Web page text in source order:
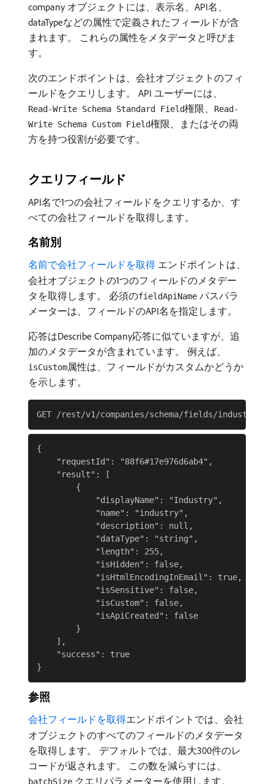
company オブジェクトには、表示名、API名、
dataTypeなどの属性で定義されたフィールドが含
まれます。 これらの属性をメタデータと呼びま
す。
次のエンドポイントは、会社オブジェクトのフィ
ールドをクエリします。 API ユーザーには、
Read-Write Schema Standard Field権限、
Read-
Write Schema Custom Field権限、またはその両
方を持つ役割が必要です。
クエリフィールド
API名で1つの会社フィールドをクエリするか、す
べての会社フィールドを取得します。
名前別
名前で会社フィールドを取得 エンドポイントは、
会社オブジェクトの1つのフィールドのメタデー
タを取得します。 必須のfieldApiName パスパラ
メーターは、フィールドのAPI名を指定します。
応答はDescribe Company応答に似ていますが、追
加のメタデータが含まれています。 例えば、
isCustom属性は、フィールドがカスタムかどうか
を示します。
{
    "requestId": "88f6#17e976d6ab4",
    "result": [
        {
            "displayName": "Industry",
            "name": "industry",
            "description": null,
            "dataType": "string",
            "length": 255,
            "isHidden": false,
            "isHtmlEncodingInEmail": true,
            "isSensitive": false,
            "isCustom": false,
            "isApiCreated": false
        }
    ],
    "success": true
参照
会社フィールドを取得エンドポイントでは、会社
オブジェクトのすべてのフィールドのメタデータ
を取得します。 デフォルトでは、最大300件のレ
コードが返されます。 この数を減らすには、
batchSize クエリパラメーターを使用します。